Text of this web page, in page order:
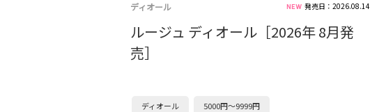
ディオール 発売日：2026.08.14
ルージュ ディオール［2026年 8月発
売］
ディオール 5000円～9999円